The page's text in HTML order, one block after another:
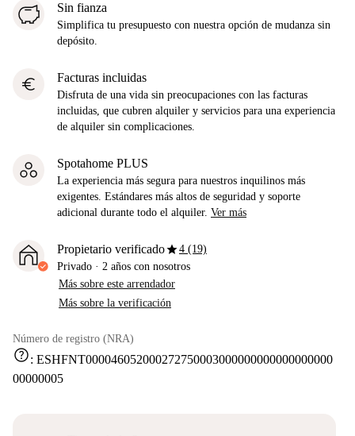
Sin fianza
Simplifica tu presupuesto con nuestra opción de mudanza sin
depósito.
euro Facturas incluidas
Disfruta de una vida sin preocupaciones con las facturas
incluidas, que cubren alquiler y servicios para una experiencia
de alquiler sin complicaciones.
Spotahome PLUS
La experiencia más segura para nuestros inquilinos más
exigentes. Estándares más altos de seguridad y soporte
adicional durante todo el alquiler. Ver más
Propietario verificadostar4 (19)
Privado · 2 años con nosotros
Más sobre este arrendador
Más sobre la verificación
Número de registro (NRA)
help: ESHFNT000046052000272750003000000000000000000
00000005